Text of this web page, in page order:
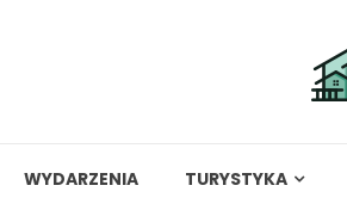
WYDARZENIA TURYSTYKA